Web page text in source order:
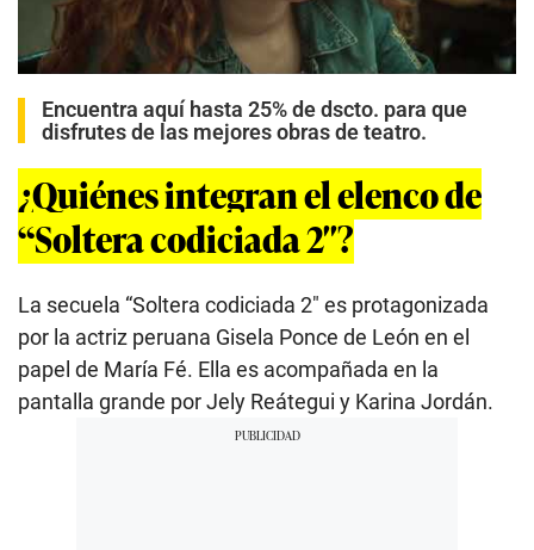
Encuentra aquí hasta 25% de dscto. para que
disfrutes de las mejores obras de teatro.
¿Quiénes integran el elenco de
“Soltera codiciada 2″?
La secuela “Soltera codiciada 2″ es protagonizada
por la actriz peruana Gisela Ponce de León en el
papel de María Fé. Ella es acompañada en la
pantalla grande por Jely Reátegui y Karina Jordán.